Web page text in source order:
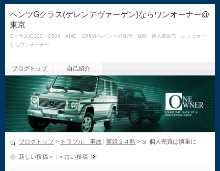
ベンツGクラス(ゲレンデヴァーゲン)ならワンオーナー@
東京
Gクラス(G320・G500・AMG G55)からベンツの修理・買取・輸入車販売・レンタカー
ならワンオーナー
ブログトップ 自己紹介
ブログトップ> トラブル 事故 実録２４時 > 個人売買は慎重に
新しい投稿 » « 古い投稿